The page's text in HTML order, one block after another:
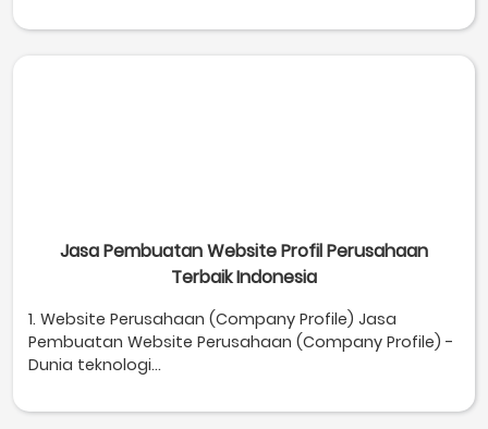
Jasa Pembuatan Website Profil Perusahaan
Terbaik Indonesia
1. Website Perusahaan (Company Profile) Jasa
Pembuatan Website Perusahaan (Company Profile) -
Dunia teknologi...